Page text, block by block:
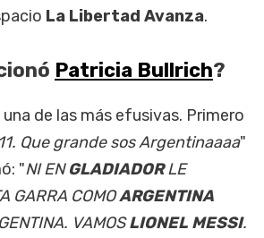
La Libertad Avanza.
Patricia Bullrich?
de las más efusivas. Primero
Que grande sos Argentinaaaa"
"NI ENGLADIADORLE
GARRA COMOARGENTINA
VAMOSLIONEL MESSI.